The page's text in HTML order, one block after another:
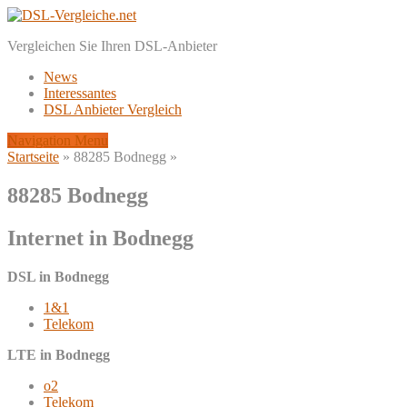
Vergleichen Sie Ihren DSL-Anbieter
News
Interessantes
DSL Anbieter Vergleich
Navigation Menu
Startseite » 88285 Bodnegg »
88285 Bodnegg
Internet in Bodnegg
DSL in Bodnegg
1&1
Telekom
LTE in Bodnegg
o2
Telekom